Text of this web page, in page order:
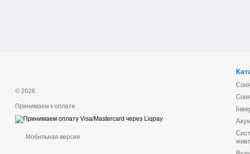
© 2026
Принимаем к оплате
Мобильная версия